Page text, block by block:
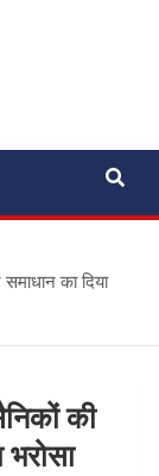
का दिया
की